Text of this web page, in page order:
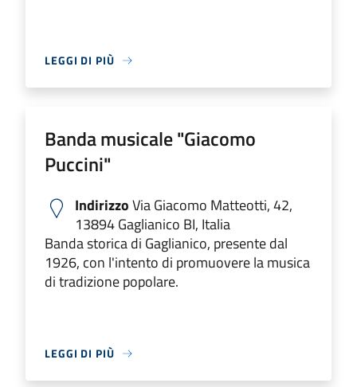
LEGGI DI PIÙ
Banda musicale "Giacomo
Puccini"
IndirizzoVia Giacomo Matteotti, 42,
13894 Gaglianico BI, Italia
Banda storica di Gaglianico, presente dal
1926, con l'intento di promuovere la musica
di tradizione popolare.
LEGGI DI PIÙ